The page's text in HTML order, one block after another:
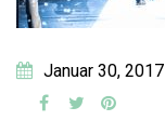
Januar 30, 2017